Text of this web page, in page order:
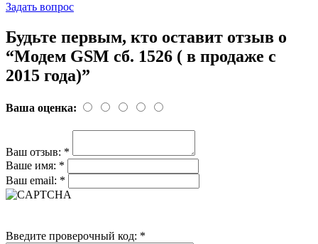
Задать вопрос
Будьте первым, кто оставит отзыв о
“Модем GSM cб. 1526 ( в продаже с
2015 года)”
Ваша оценка:
Ваш отзыв: *
Ваше имя: *
Ваш email: *
Введите проверочный код: *